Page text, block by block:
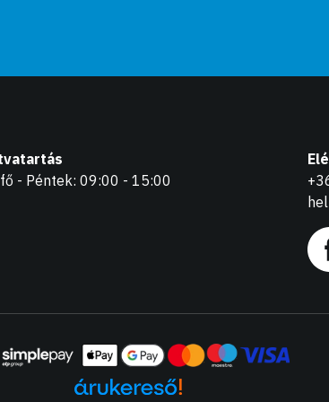
- Péntek: 09:00 - 15:00